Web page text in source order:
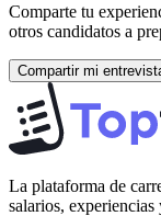
Comparte tu
otros candidatos a
Compartir mi
La plataforma de
salarios,